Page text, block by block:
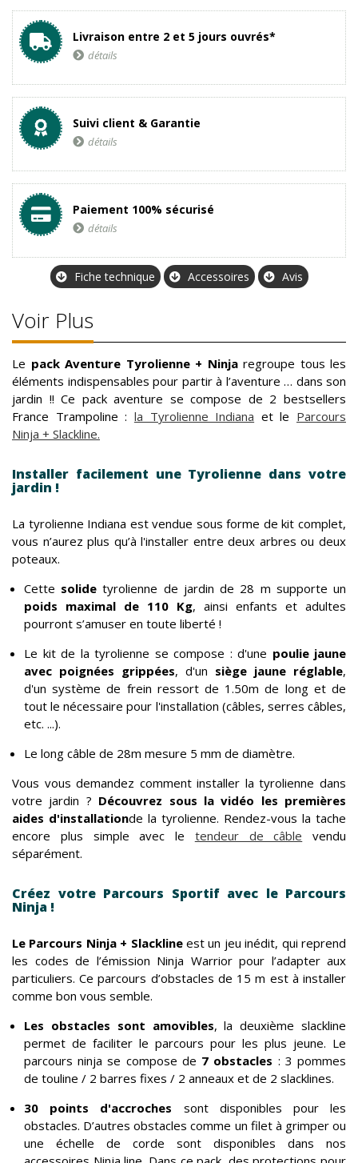
Livraison entre 2 et 5 jours ouvrés*
détails
Suivi client & Garantie
détails
Paiement 100% sécurisé
détails
Fiche technique Accessoires Avis
Voir Plus
Le pack Aventure Tyrolienne + Ninjaregroupe tous les
éléments indispensables pour partir à l’aventure … dans son
jardin !! Ce pack aventure se compose de 2 bestsellers
France Trampoline : la Tyrolienne Indiana et le Parcours
Ninja + Slackline.
Installer facilement une Tyrolienne dans votre
jardin !
La tyrolienne Indiana est vendue sous forme de kit complet,
vous n’aurez plus qu’à l'installer entre deux arbres ou deux
poteaux.
Cette solide tyrolienne de jardin de 28 m supporte un
poids maximal de 110 Kg, ainsi enfants et adultes
pourront s’amuser en toute liberté !
Le kit de la tyrolienne se compose : d'une poulie jaune
avec poignées grippées, d'un siège jaune réglable,
d'un système de frein ressort de 1.50m de long et de
tout le nécessaire pour l'installation (câbles, serres câbles,
etc. ...).
Le long câble de 28m mesure 5 mm de diamètre.
Vous vous demandez comment installer la tyrolienne dans
votre jardin ? Découvrez sous la vidéo les premières
aides d'installationde la tyrolienne. Rendez-vous la tache
encore plus simple avec le tendeur de câble vendu
séparément.
Créez votre Parcours Sportif avec le Parcours
Ninja !
Le Parcours Ninja + Slacklineest un jeu inédit, qui reprend
les codes de l’émission Ninja Warrior pour l’adapter aux
particuliers. Ce parcours d’obstacles de 15 m est à installer
comme bon vous semble.
Les obstacles sont amovibles, la deuxième slackline
permet de faciliter le parcours pour les plus jeune. Le
parcours ninja se compose de 7 obstacles : 3 pommes
de touline / 2 barres fixes / 2 anneaux et de 2 slacklines.
30 points d'accroches sont disponibles pour les
obstacles. D’autres obstacles comme un filet à grimper ou
une échelle de corde sont disponibles dans nos